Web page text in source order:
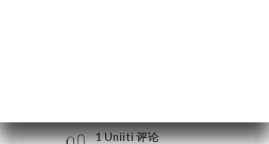
1 Uniiti 评论